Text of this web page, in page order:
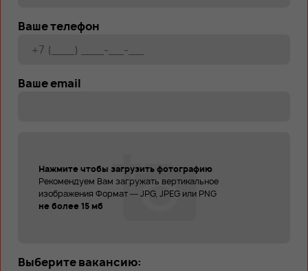
Ваше телефон
Ваше email
Нажмите чтобы загрузить фотографию
Рекомендуем Вам загружать вертикальное
изображения Формат — JPG, JPEG или PNG
не более 15 мб
Выберите вакансию: